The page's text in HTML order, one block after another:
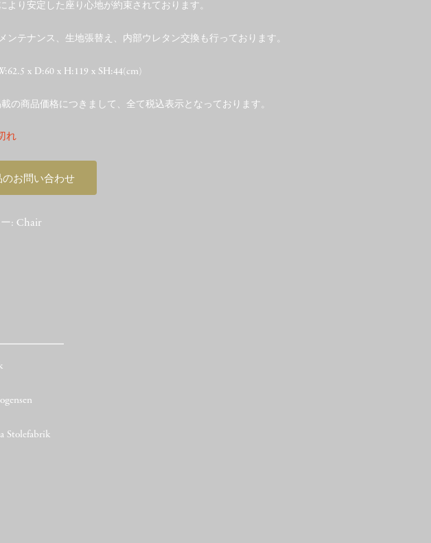
より安定した座り心地が約束されております。
ンテナンス、生地張替え、内部ウレタン交換も行っております。
x D:60 x H:119 x SH:44(cm)
の商品価格につきまして、全て税込表示となっております。
れ
のお問い合わせ
: Chair
Stolefabrik